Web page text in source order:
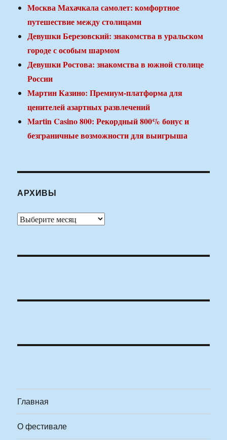
Москва Махачкала самолет: комфортное
путешествие между столицами
Девушки Березовский: знакомства в уральском
городе с особым шармом
Девушки Ростова: знакомства в южной столице
России
Мартин Казино: Премиум-платформа для
ценителей азартных развлечений
Martin Casino 800: Рекордный 800% бонус и
безграничные возможности для выигрыша
АРХИВЫ
Архивы
Главная
О фестивале